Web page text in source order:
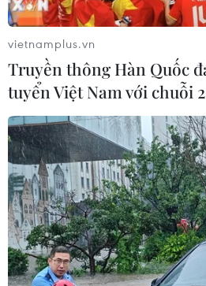
sau 6 ca tử vong liên tiếp
Nắng nóng khốc liệt tại Mỹ và
Quốc đe dọa sức khỏe cộng
27/07/2026 23:07
Số ca nhiễm virus Tây sông
tăng khắp châu Âu
26/07/2026 09:18
vietnamplus.vn
Truyền thông Hàn Quốc
tuyển Việt Nam với chuỗi